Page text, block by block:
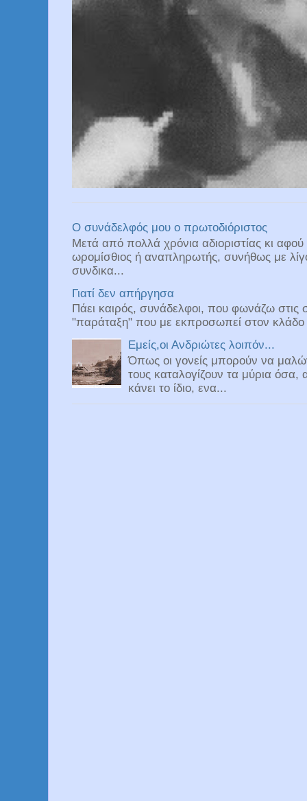
Ο συνάδελφός μου ο πρωτοδιόριστος
Mετά από πολλά χρόνια αδιοριστίας κι
ωρομίσθιος ή αναπληρωτής, συνήθως με
συνδικα...
Γιατί δεν απήργησα
Πάει καιρός, συνάδελφοι, που φωνάζω στις
"παράταξη" που με εκπροσωπεί στον κλάδο
Εμείς,οι Ανδριώτες λοιπόν...
Όπως οι γονείς μπορούν να
τους καταλογίζουν τα μύρια όσα,
κάνει το ίδιο, ενα...